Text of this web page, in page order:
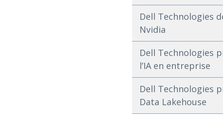
Dell Technologies
Nvidia
Dell Technologies
l’IA en entreprise
Dell Technologies
Data Lakehouse